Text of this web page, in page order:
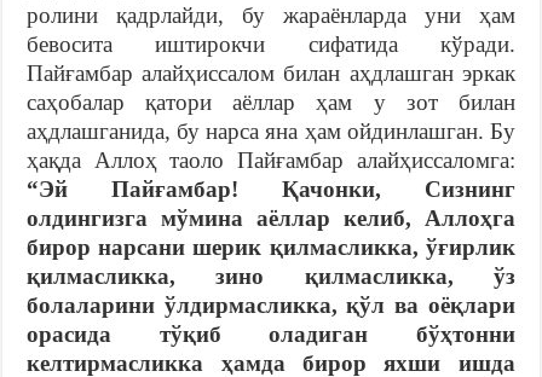
ролини қадрлайди, бу жараёнларда уни ҳам
бевосита иштирокчи сифатида кўради.
Пайғамбар алайҳиссалом билан аҳдлашган эркак
саҳобалар қатори аёллар ҳам у зот билан
аҳдлашганида, бу нарса яна ҳам ойдинлашган. Бу
ҳақда Аллоҳ таоло Пайғамбар алайҳиссаломга:
“Эй Пайғамбар! Қачонки, Сизнинг
олдингизга мўмина аёллар келиб, Аллоҳга
бирор нарсани шерик қилмасликка, ўғирлик
қилмасликка, зино қилмасликка, ўз
болаларини ўлдирмасликка, қўл ва оёқлари
орасида тўқиб оладиган бўҳтонни
келтирмасликка ҳамда бирор яхши ишда